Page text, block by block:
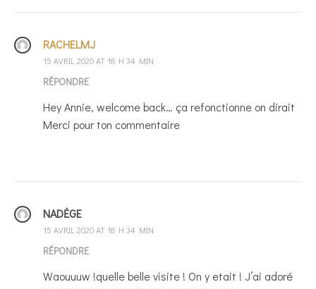
RACHELMJ
15 AVRIL 2020 AT 18 H 34 MIN
RÉPONDRE
Hey Annie, welcome back… ça refonctionne on dirait
Merci pour ton commentaire
NADĖGE
15 AVRIL 2020 AT 18 H 34 MIN
RÉPONDRE
Waouuuw !quelle belle visite ! On y etait ! J’ai adoré